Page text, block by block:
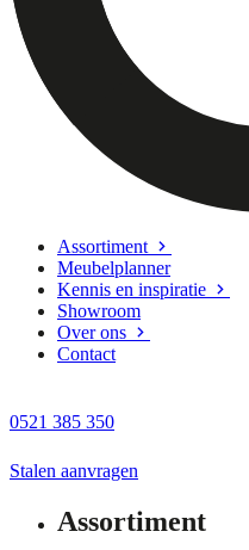
Assortiment
Meubelplanner
Kennis en inspiratie
Showroom
Over ons
Contact
0521 385 350
Stalen aanvragen
Assortiment